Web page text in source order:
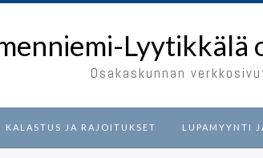
Lyytikkälä
Osakaskunnan
KALASTUS JA RAJOITUKSET LUPAMYYNTI